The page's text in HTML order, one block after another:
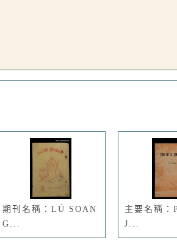
期刊名稱：LÚ SOAN
G...
主要名稱：
J...